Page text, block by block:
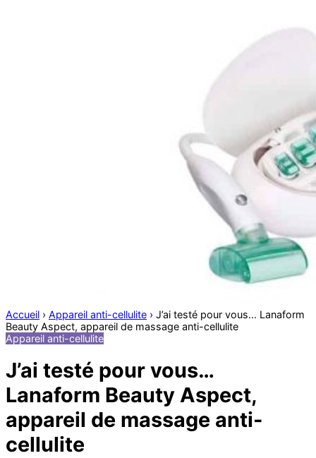
Accueil › Appareil anti-cellulite › J’ai testé pour vous… Lanaform
Beauty Aspect, appareil de massage anti-cellulite
Appareil anti-cellulite
J’ai testé pour vous…
Lanaform Beauty Aspect,
appareil de massage anti-
cellulite